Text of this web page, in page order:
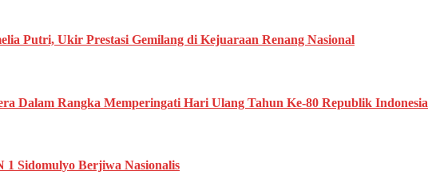
Putri, Ukir Prestasi Gemilang di Kejuaraan Renang Nasional
Dalam Rangka Memperingati Hari Ulang Tahun Ke-80 Republik Indonesia
1 Sidomulyo Berjiwa Nasionalis